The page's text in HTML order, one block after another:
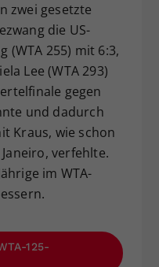
zwei gesetzte
die US-
(WTA 255) mit 6:3,
Lee (WTA 293)
gegen
und dadurch
Kraus, wie schon
verfehlte.
im WTA-
125-